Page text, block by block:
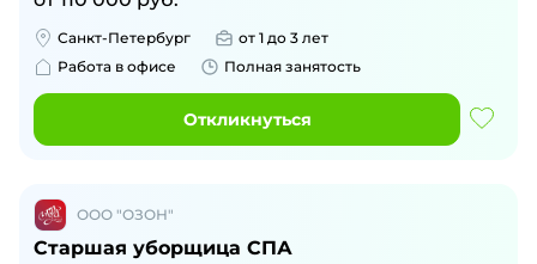
Санкт-Петербург
от 1 до 3 лет
Работа в офисе
Полная занятость
Откликнуться
ООО "ОЗОН"
Старшая уборщица СПА